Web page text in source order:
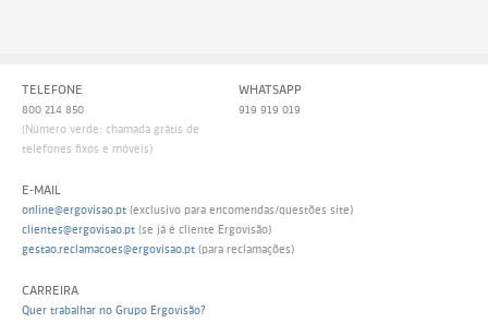
TELEFONE
800 214 850
(Número verde: chamada grátis de
telefones fixos e móveis)
WHATSAPP
919 919 019
E-MAIL
online@ergovisao.pt (exclusivo para encomendas/questões site)
clientes@ergovisao.pt (se já é cliente Ergovisão)
gestao.reclamacoes@ergovisao.pt (para reclamações)
CARREIRA
Quer trabalhar no Grupo Ergovisão?